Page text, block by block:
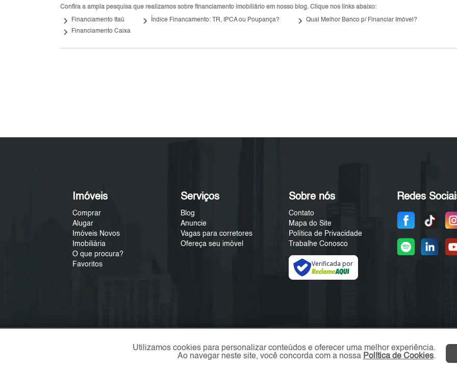
Confira a ampla pesquisa que realizamos sobre financiamento imobiliário em nosso blog. Clique nos links abaixo:
keyboard_arrow_right Financiamento Itaú keyboard_arrow_right Índice Financamento: TR, IPCA ou Poupança? keyboard_arrow_right Qual Melhor Banco p/ Financiar Imóvel?
keyboard_arrow_right Financiamento Caixa
Imóveis
Comprar
Alugar
Imóveis Novos
Imobiliária
O que procura?
Favoritos
Serviços
Blog
Anuncie
Vagas para corretores
Ofereça seu imóvel
Sobre nós
Contato
Mapa do Site
Política de Privacidade
Trabalhe Conosco
Verificada por
Redes
Utilizamos cookies para personalizar conteúdos e oferecer uma melhor experiência.
Ao navegar neste site, você concorda com a nossa Política de Cookies.